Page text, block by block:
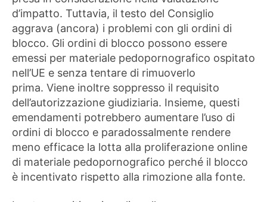
d’impatto. Tuttavia, il testo del Consiglio
aggrava (ancora) i problemi con gli ordini di
blocco. Gli ordini di blocco possono essere
emessi per materiale pedopornografico ospitato
nell’UE e senza tentare di rimuoverlo
prima. Viene inoltre soppresso il requisito
dell’autorizzazione giudiziaria. Insieme, questi
emendamenti potrebbero aumentare l’uso di
ordini di blocco e paradossalmente rendere
meno efficace la lotta alla proliferazione online
di materiale pedopornografico perché il blocco
è incentivato rispetto alla rimozione alla fonte.